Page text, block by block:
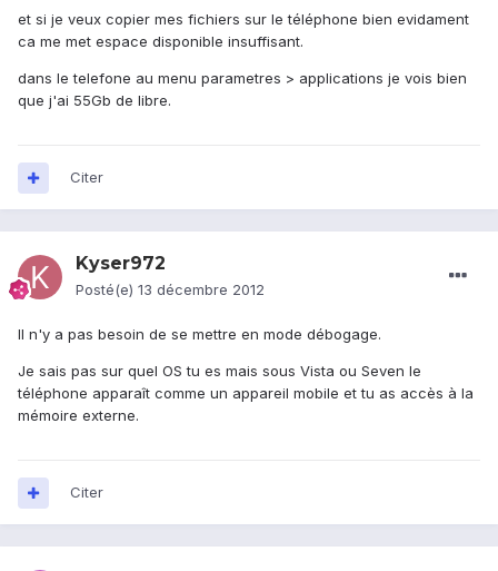
et si je veux copier mes fichiers sur le téléphone bien evidament
ca me met espace disponible insuffisant.
dans le telefone au menu parametres > applications je vois bien
que j'ai 55Gb de libre.
Citer
Kyser972
Posté(e) 13 décembre 2012
Il n'y a pas besoin de se mettre en mode débogage.
Je sais pas sur quel OS tu es mais sous Vista ou Seven le
téléphone apparaît comme un appareil mobile et tu as accès à la
mémoire externe.
Citer